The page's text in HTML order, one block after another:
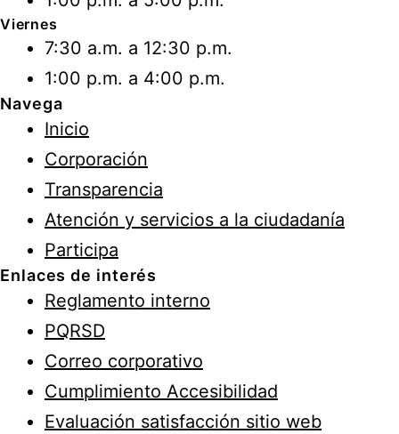
Viernes
7:30 a.m. a 12:30 p.m.
1:00 p.m. a 4:00 p.m.
Navega
Inicio
Corporación
Transparencia
Atención y servicios a la ciudadanía
Participa
Enlaces de interés
Reglamento interno
PQRSD
Correo corporativo
Cumplimiento Accesibilidad
Evaluación satisfacción sitio web